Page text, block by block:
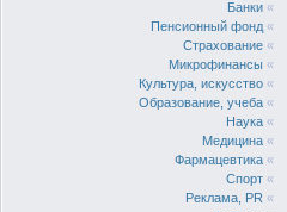
Банки «
Пенсионный фонд «
Страхование «
Микрофинансы «
Культура, искусство «
Образование, учеба «
Наука «
Медицина «
Фармацевтика «
Спорт «
Реклама, PR «